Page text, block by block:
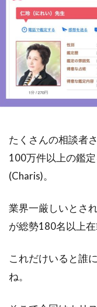
たくさんの相談者
100万件以上の鑑
(Charis)。
業界一厳しいとさ
が総勢180名以上在
これだけいると誰
ね。